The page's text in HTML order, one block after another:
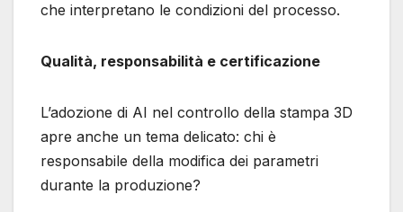
che interpretano le condizioni del processo.
Qualità, responsabilità e certificazione
L’adozione di AI nel controllo della stampa 3D
apre anche un tema delicato: chi è
responsabile della modifica dei parametri
durante la produzione?